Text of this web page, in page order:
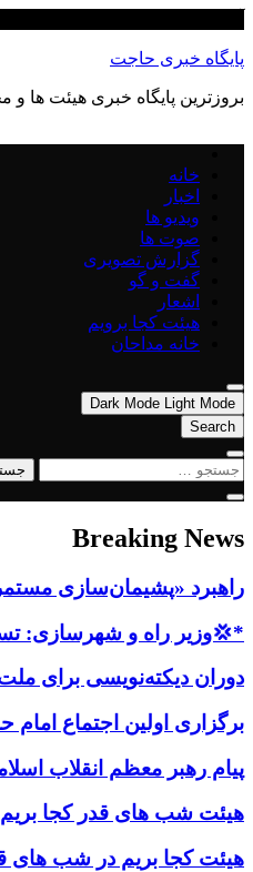
content
پایگاه خبری حاجت
بروزترین پایگاه‌ خبری هیئت ها و
خانه
اخبار
ویدیو ها
صوت ها
گزارش تصویری
گفت و گو
اشعار
هیئت کجا برویم
خانه مداحان
Dark Mode Light Mode
Search
جستجو
Breaking News
راهبرد «پشیمان‌سازی
*💢وزیر راه و شهرسازی: تسهیلات
دوران دیکته‌نویسی برای
برگزاری اولین اجتماع امام
پیام رهبر معظم انقلاب
هیئت شب های قدر کجا بریم
هیئت کجا بریم در شب های